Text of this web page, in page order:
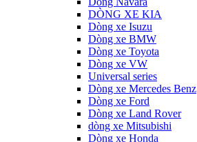
DÒNG XE KIA
Dòng xe Isuzu
Dòng xe BMW
Dòng xe Toyota
Dòng xe VW
Universal series
Dòng xe Mercedes Benz
Dòng xe Ford
Dòng xe Land Rover
dòng xe Mitsubishi
Dòng xe Honda